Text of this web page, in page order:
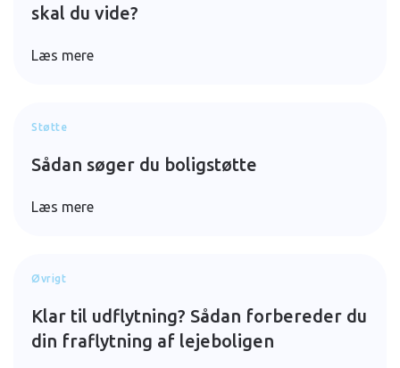
skal du vide?
Læs mere
Støtte
Sådan søger du boligstøtte
Læs mere
Øvrigt
Klar til udflytning? Sådan forbereder du
din fraflytning af lejeboligen